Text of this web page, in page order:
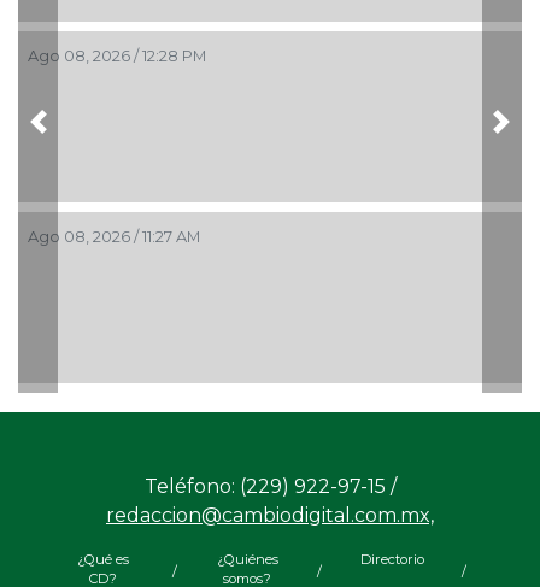
Ago 08, 2026 / 12:28 PM
Ago 08, 2026 / 11:27 AM
Previous
Teléfono: (229) 922-97-15 /
redaccion@cambiodigital.com.mx,
¿Qué es
CD?
/
¿Quiénes
somos?
/
Directorio
/